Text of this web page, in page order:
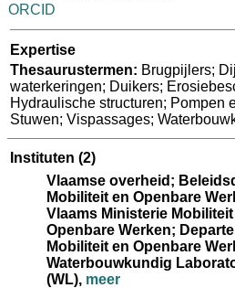
ORCID
Expertise
Thesaurustermen: Brugpijlers;
waterkeringen; Duikers;
Hydraulische structuren; Pompen
Stuwen; Vispassages;
Instituten (2)
Vlaamse overheid;
Mobiliteit en Openbare
Vlaams Ministerie Mobiliteit
Openbare Werken;
Mobiliteit en Openbare
Waterbouwkundig
(WL), meer